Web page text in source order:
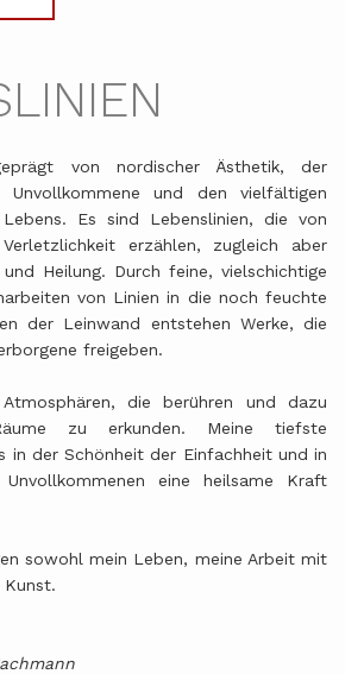
von nordischer Ästhetik, der
und den vielfältigen
Lebens. Es sind Lebenslinien, die von
erzählen, zugleich aber
Heilung. Durch feine, vielschichtige
von Linien in die noch feuchte
der Leinwand entstehen Werke, die
freigeben.
die berühren und dazu
zu erkunden. Meine tiefste
in der Schönheit der Einfachheit und in
eine heilsame Kraft
sowohl mein Leben, meine Arbeit mit
Kunst.